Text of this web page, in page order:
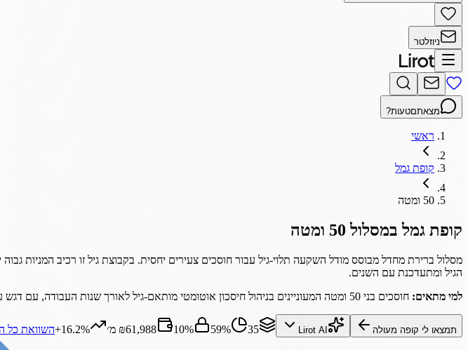
ניוזלטר
מצאתםטעות?
ראשי
קופת גמל
50 ומטה
קופת גמלבמסלול 50 ומטה
מסלול ברירת מחדל מבוסס מודל השקעה תלוי-גיל עבור חוסכים צעירים יחסית. בקבוצת גיל זו רכיב המניות
הגיל ומתעדכנת עם השנים.
למי מתאים: חוסכים בני 50 ומטה המעוניינים בניהול חיסכון אוטומטי מותאם-גיל לאורך שנות העבודה, עם דגש על צמיחה ואופק ארוך.
תמצאו לי קופה מעולה Lirot AI
35
59%
10% ₪61,988 מ׳ +16.2%השוואת כל